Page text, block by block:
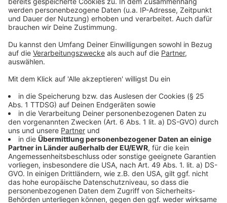
28.04.2024 nehmen wir Eure Bewerbungen entgegen.
Am Freitag, dem 03.05.2024 ziehen wir dann live in der
Frühsendung einen Gewinner. Wenn Ihr Euch dann mit
Eurem vergebenen Kennwort telefonisch bei uns
meldet, gehört Euch ein nigelnagelneuer Trikotsatz für
Euer Team.
Wie kann das Trikot aussehen?
Anzeige
Bei dem Trikot richten wir uns natürlich absolut nach
Euren Vereinsfarben. Es wird aber das Logo von Sport
Reol und unser Welle-Niederrhein-Logo enthalten.